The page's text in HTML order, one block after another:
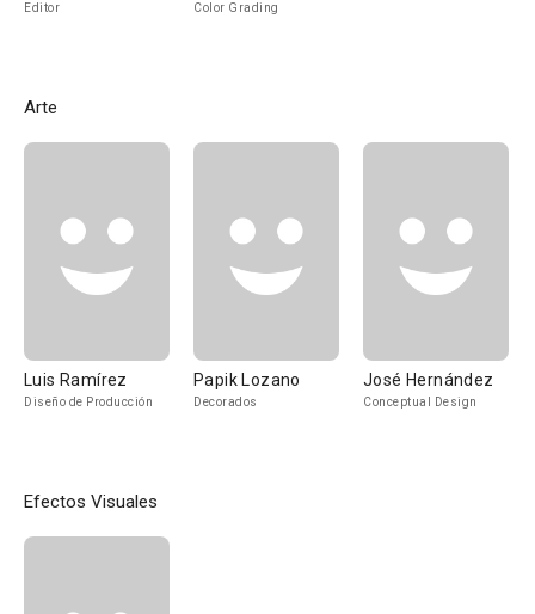
Editor Color Grading
Arte
Luis Ramírez
Diseño de Producción
Papik Lozano
Decorados
José Hernández
Conceptual Design
Efectos Visuales